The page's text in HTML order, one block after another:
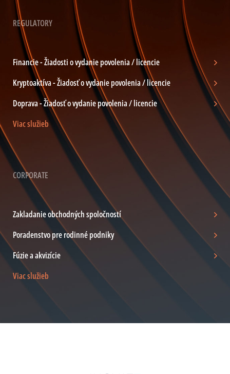
REGULATORY
Financie - Žiadosti o vydanie povolenia / licencie
Kryptoaktíva - Žiadosť o vydanie povolenia / licencie
Doprava - Žiadosť o vydanie povolenia / licencie
Viac služieb
CORPORATE
Zakladanie obchodných spoločností
Poradenstvo pre rodinné podniky
Fúzie a akvizície
Viac služieb